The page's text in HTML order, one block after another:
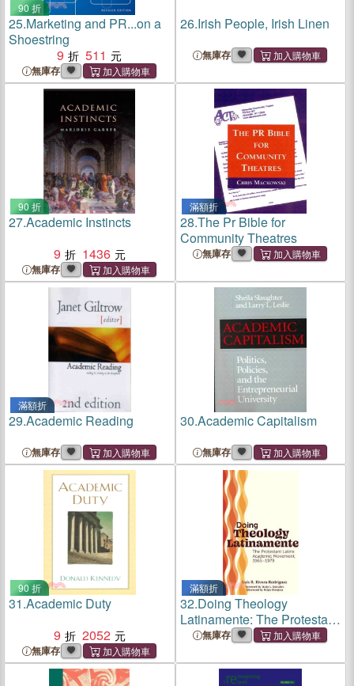
90 折
25.Marketing and PR...on a
Shoestring
9
511
無庫存
26.Irish People, Irish Linen
無庫存
90 折
27.Academic Instincts
9
1436
無庫存
滿額折
28.The Pr Bible for
Community Theatres
無庫存
滿額折
29.Academic Reading
無庫存
30.Academic Capitalism
無庫存
90 折
31.Academic Duty
9
2052
無庫存
滿額折
32.Doing Theology
Latinamente: The Protestant
Latinx Academic Movement,
無庫存